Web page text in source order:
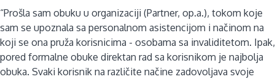
“Prošla sam obuku u organizaciji (Partner, op.a.), tokom koje
sam se upoznala sa personalnom asistencijom i načinom na
koji se ona pruža korisnicima - osobama sa invaliditetom. Ipak,
pored formalne obuke direktan rad sa korisnikom je najbolja
obuka. Svaki korisnik na različite načine zadovoljava svoje